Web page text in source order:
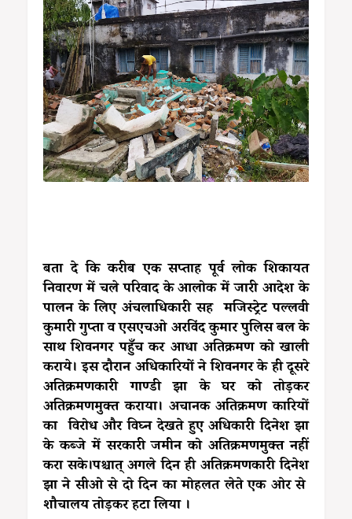
बता दे कि करीब एक सप्ताह पूर्व लोक शिकायत
निवारण में चले परिवाद के आलोक में जारी आदेश के
पालन के लिए अंचलाधिकारी सह मजिस्ट्रेट पल्लवी
कुमारी गुप्ता व एसएचओ अरविंद कुमार पुलिस बल के
साथ शिवनगर पहुँच कर आधा अतिक्रमण को खाली
कराये। इस दौरान अधिकारियों ने शिवनगर के ही दूसरे
अतिक्रमणकारी गाण्डी झा के घर को तोड़कर
अतिक्रमणमुक्त कराया। अचानक अतिक्रमण कारियों
का विरोध और विघ्न देखते हुए अधिकारी दिनेश झा
के कब्जे में सरकारी जमीन को अतिक्रमणमुक्त नहीं
करा सके।पश्चात् अगले दिन ही अतिक्रमणकारी दिनेश
झा ने सीओ से दो दिन का मोहलत लेते एक ओर से
शौचालय तोड़कर हटा लिया ।